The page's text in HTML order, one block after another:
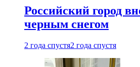
Российский город
черным снегом
2 года спустя2 года спустя